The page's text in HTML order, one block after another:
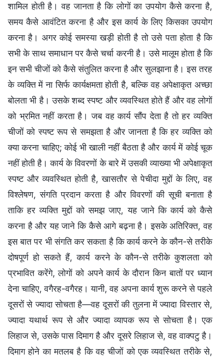
शामिल होती है। वह जानता है कि लोगों का उपयोग कैसे करना है,
समय कैसे आवंटित करना है और इस कार्य के लिए किसका उपयोग
करना है। अगर कोई समस्या खड़ी होती है तो उसे पता होता है कि
सभी के साथ समाधान पर कैसे चर्चा करनी है। उसे मालूम होता है कि
इन सभी चीजों को कैसे संतुलित करना है और सुलझाना है। इस तरह
के व्यक्ति में ना सिर्फ कार्यक्षमता होती है, बल्कि वह अपेक्षाकृत अच्छा
बोलता भी है। उसके शब्द स्पष्ट और व्यवस्थित होते हैं और वह लोगों
को भ्रमित नहीं करता है। जब वह कार्य सौंप देता है तो हर व्यक्ति
चीजों को स्पष्ट रूप से समझता है और जानता है कि हर व्यक्ति को
क्या करना चाहिए; कोई भी खाली नहीं बैठता है और कार्य में कोई चूक
नहीं होती है। कार्य के विवरणों के बारे में उसकी व्याख्या भी अपेक्षाकृत
स्पष्ट और व्यवस्थित होती है, खासतौर से पेचीदा मुद्दों के लिए, वह
विश्लेषण, संगति प्रदान करता है और विवरणों की सूची बनाता है
ताकि हर व्यक्ति मुद्दों को समझ जाए, यह जाने कि कार्य को कैसे
करना है और यह जाने कि कैसे आगे बढ़ना है। इसके अतिरिक्त, वह
इस बात पर भी संगति कर सकता है कि कार्य करने के कौन-से तरीके
दोषपूर्ण हो सकते हैं, कार्य करने के कौन-से तरीके कुशलता को
प्रभावित करेंगे, लोगों को अपने कार्य के दौरान किन बातों पर ध्यान
देना चाहिए, वगैरह-वगैरह। यानी, वह अपना कार्य शुरू करने से पहले
दूसरों से ज्यादा सोचता है—वह दूसरों की तुलना में ज्यादा विस्तार से,
ज्यादा यथार्थ रूप से और ज्यादा व्यापक रूप से सोचता है। एक
लिहाज से, उसके पास दिमाग है और दूसरे लिहाज से, वह वाक्पटु है।
दिमाग होने का मतलब है कि वह चीजों को एक व्यवस्थित तरीके से,